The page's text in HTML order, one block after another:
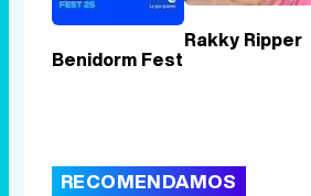
Benidorm Fest
Rakky Ripper
RECOMENDAMOS